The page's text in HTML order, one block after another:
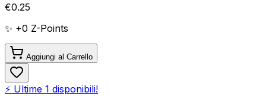
€0.25
✨ +0 Z-Points
Aggiungi al Carrello
⚡ Ultime 1 disponibili!